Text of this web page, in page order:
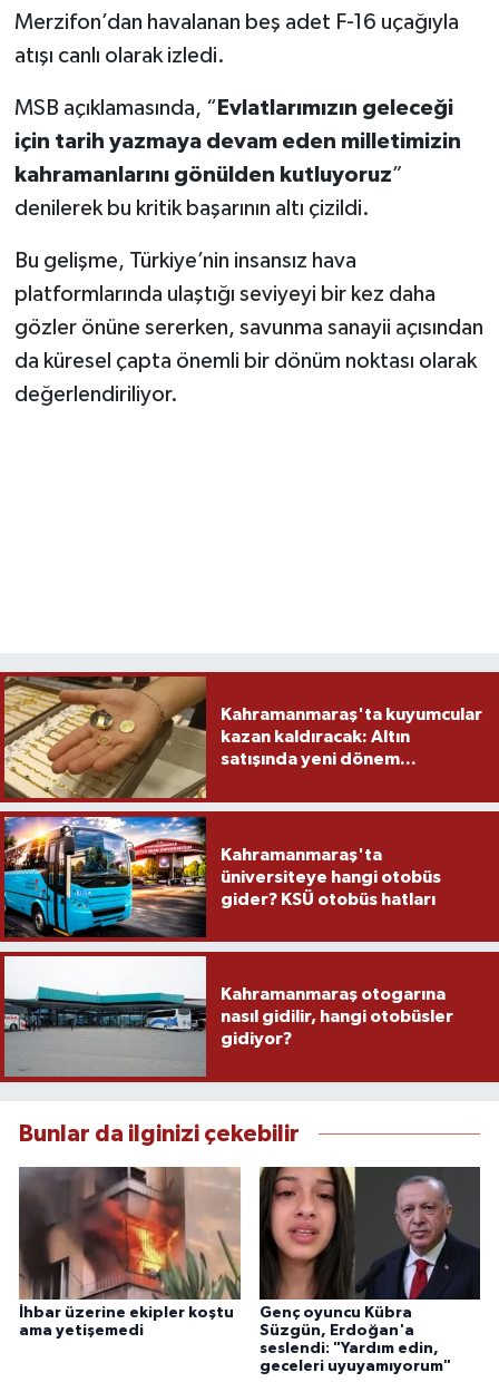
Merzifon’dan havalanan beş adet F-16 uçağıyla
atışı canlı olarak izledi.
MSB açıklamasında, “ Evlatlarımızın geleceği
için tarih yazmaya devam eden milletimizin
kahramanlarını gönülden kutluyoruz”
denilerek bu kritik başarının altı çizildi.
Bu gelişme, Türkiye’nin insansız hava
platformlarında ulaştığı seviyeyi bir kez daha
gözler önüne sererken, savunma sanayii açısından
da küresel çapta önemli bir dönüm noktası olarak
değerlendiriliyor.
Kahramanmaraş'ta kuyumcular
kazan kaldıracak: Altın
satışında yeni dönem...
Kahramanmaraş'ta
üniversiteye hangi otobüs
gider? KSÜ otobüs hatları
Kahramanmaraş otogarına
nasıl gidilir, hangi otobüsler
gidiyor?
Bunlar da ilginizi çekebilir
İhbar üzerine ekipler koştu
ama yetişemedi
Genç oyuncu Kübra
Süzgün, Erdoğan'a
seslendi: "Yardım edin,
geceleri uyuyamıyorum"